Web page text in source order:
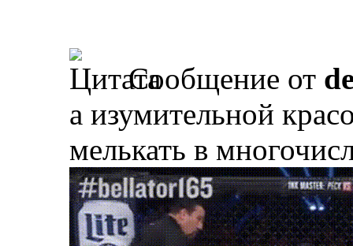
Сообщение от
а изумительной
мелькать в